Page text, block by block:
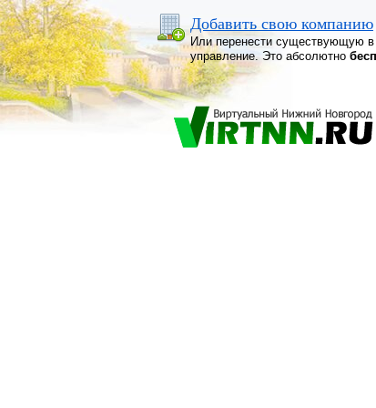
Добавить свою компанию
Или перенести существующую в
управление. Это абсолютно